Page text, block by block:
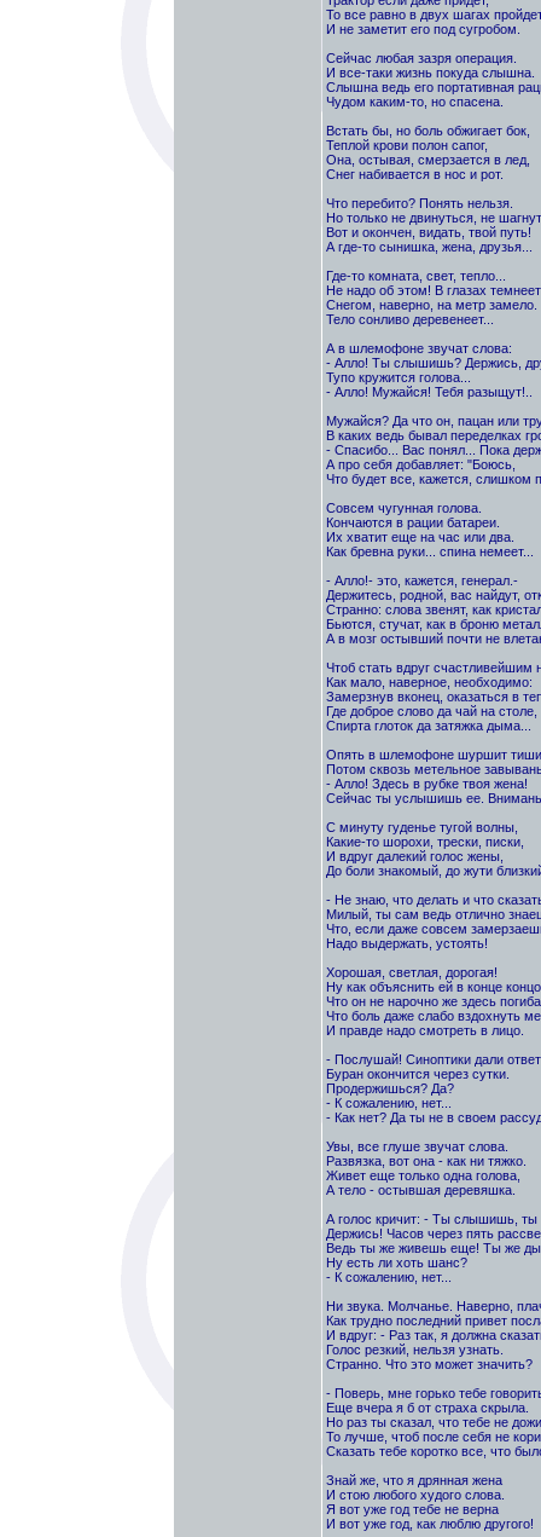
То все равно в двух шагах
И не заметит его под сугробом.
Сейчас любая зазря операция.
И все-таки жизнь покуда слышна.
Слышна ведь его портативная
Чудом каким-то, но спасена.
Встать бы, но боль обжигает бок,
Теплой крови полон сапог,
Она, остывая, смерзается в лед,
Снег набивается в нос и рот.
Что перебито? Понять нельзя.
Но только не двинуться, не
Вот и окончен, видать, твой путь!
А где-то сынишка, жена, друзья...
Где-то комната, свет, тепло...
Не надо об этом! В глазах
Снегом, наверно, на метр замело.
Тело сонливо деревенеет...
А в шлемофоне звучат слова:
- Алло! Ты слышишь? Держись,
Тупо кружится голова...
- Алло! Мужайся! Тебя разыщут!..
Мужайся? Да что он, пацан или
В каких ведь бывал переделках
- Спасибо... Вас понял... Пока
А про себя добавляет: "Боюсь,
Что будет все, кажется, слишком
Совсем чугунная голова.
Кончаются в рации батареи.
Их хватит еще на час или два.
Как бревна руки... спина немеет...
- Алло!- это, кажется, генерал.-
Держитесь, родной, вас найдут,
Странно: слова звенят, как
Бьются, стучат, как в броню
А в мозг остывший почти не
Чтоб стать вдруг счастливейшим
Как мало, наверное, необходимо:
Замерзнув вконец, оказаться в
Где доброе слово да чай на столе,
Спирта глоток да затяжка дыма...
Опять в шлемофоне шуршит
Потом сквозь метельное
- Алло! Здесь в рубке твоя жена!
Сейчас ты услышишь ее.
С минуту гуденье тугой волны,
Какие-то шорохи, трески, писки,
И вдруг далекий голос жены,
До боли знакомый, до жути
- Не знаю, что делать и что
Милый, ты сам ведь отлично
Что, если даже совсем
Надо выдержать, устоять!
Хорошая, светлая, дорогая!
Ну как объяснить ей в конце
Что он не нарочно же здесь
Что боль даже слабо вздохнуть
И правде надо смотреть в лицо.
- Послушай! Синоптики дали
Буран окончится через сутки.
Продержишься? Да?
- К сожалению, нет...
- Как нет? Да ты не в своем
Увы, все глуше звучат слова.
Развязка, вот она - как ни тяжко.
Живет еще только одна голова,
А тело - остывшая деревяшка.
А голос кричит: - Ты слышишь,
Держись! Часов через пять
Ведь ты же живешь еще! Ты же
Ну есть ли хоть шанс?
- К сожалению, нет...
Ни звука. Молчанье. Наверно,
Как трудно последний привет
И вдруг: - Раз так, я должна
Голос резкий, нельзя узнать.
Странно. Что это может значить?
- Поверь, мне горько тебе
Еще вчера я б от страха скрыла.
Но раз ты сказал, что тебе не
То лучше, чтоб после себя не
Сказать тебе коротко все, что
Знай же, что я дрянная жена
И стою любого худого слова.
Я вот уже год тебе не верна
И вот уже год, как люблю другого!